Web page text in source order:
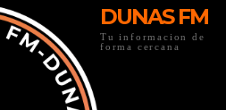
DUNAS FM
Tu informacion de
forma cercana